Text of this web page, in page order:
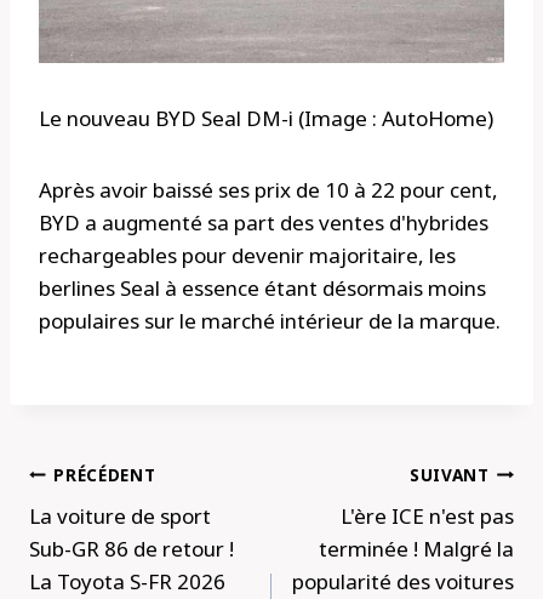
Le nouveau BYD Seal DM-i (Image : AutoHome)
Après avoir baissé ses prix de 10 à 22 pour cent,
BYD a augmenté sa part des ventes d'hybrides
rechargeables pour devenir majoritaire, les
berlines Seal à essence étant désormais moins
populaires sur le marché intérieur de la marque.
Navigation
de
l’article
PRÉCÉDENT
La voiture de sport
Sub-GR 86 de retour !
La Toyota S-FR 2026
SUIVANT
L'ère ICE n'est pas
terminée ! Malgré la
popularité des voitures